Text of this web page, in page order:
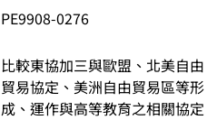
PE9908-0276
比較東協加三與歐盟、北美自由
貿易協定、美洲自由貿易區等形
成、運作與高等教育之相關協定